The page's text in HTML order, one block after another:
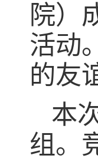
院）
活动
的友
本
组。